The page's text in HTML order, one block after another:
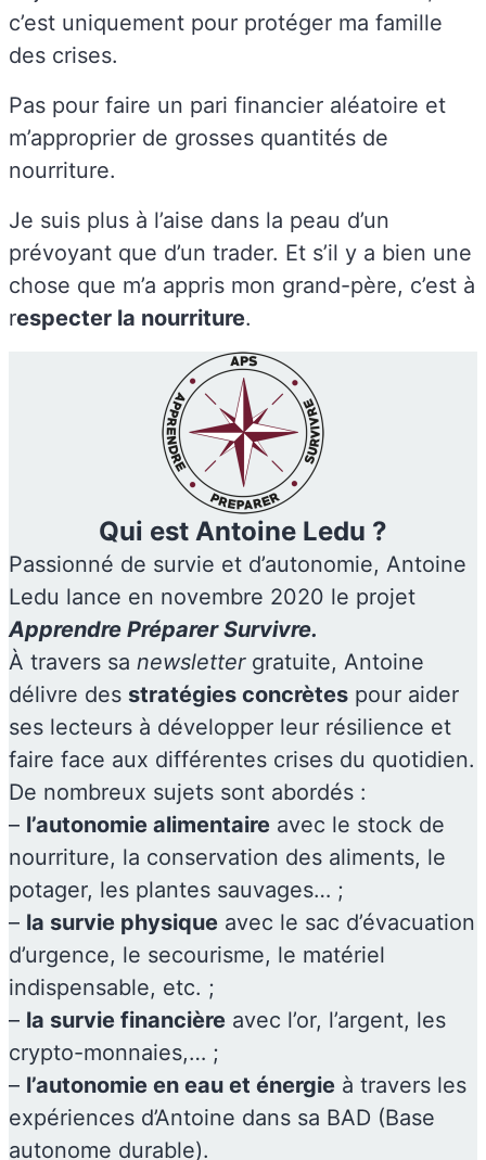
c’est uniquement pour protéger ma famille
des crises.
Pas pour faire un pari financier aléatoire et
m’approprier de grosses quantités de
nourriture.
Je suis plus à l’aise dans la peau d’un
prévoyant que d’un trader. Et s’il y a bien une
chose que m’a appris mon grand-père, c’est à
respecter la nourriture.
Qui est Antoine Ledu ?
Passionné de survie et d’autonomie, Antoine
Ledu lance en novembre 2020 le projet
Apprendre Préparer Survivre.
À travers sa newslettergratuite, Antoine
délivre des stratégies concrètes pour aider
ses lecteurs à développer leur résilience et
faire face aux différentes crises du quotidien.
De nombreux sujets sont abordés :
– l’autonomie alimentaire avec le stock de
nourriture, la conservation des aliments, le
potager, les plantes sauvages… ;
– la survie physique avec le sac d’évacuation
d’urgence, le secourisme, le matériel
indispensable, etc. ;
– la survie financière avec l’or, l’argent, les
crypto-monnaies,… ;
– l’autonomie en eau et énergie à travers les
expériences d’Antoine dans sa BAD (Base
autonome durable).